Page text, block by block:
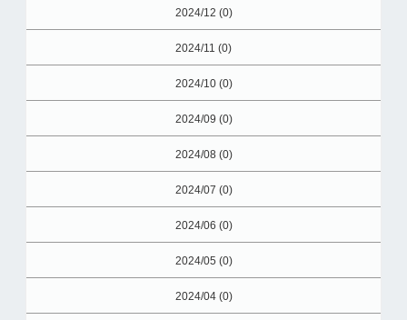
2024/12 (0)
2024/11 (0)
2024/10 (0)
2024/09 (0)
2024/08 (0)
2024/07 (0)
2024/06 (0)
2024/05 (0)
2024/04 (0)